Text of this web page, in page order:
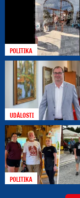
POLITIKA
UDÁLOSTI
POLITIKA